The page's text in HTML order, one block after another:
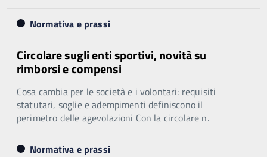
Normativa e prassi
Circolare sugli enti sportivi, novità su
rimborsi e compensi
Cosa cambia per le società e i volontari: requisiti
statutari, soglie e adempimenti definiscono il
perimetro delle agevolazioni Con la circolare n.
Normativa e prassi